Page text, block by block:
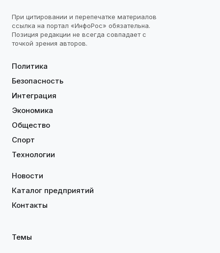
При цитировании и перепечатке материалов
ссылка на портал «ИнфоРос» обязательна.
Позиция редакции не всегда совпадает с
точкой зрения авторов.
Политика
Безопасность
Интеграция
Экономика
Общество
Спорт
Технологии
Новости
Каталог предприятий
Контакты
Темы